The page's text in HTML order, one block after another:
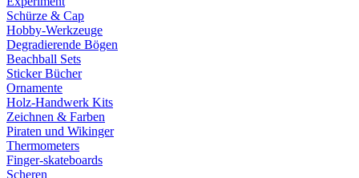
Schürze & Cap
Hobby-Werkzeuge
Degradierende Bögen
Beachball Sets
Sticker Bücher
Ornamente
Holz-Handwerk Kits
Zeichnen & Farben
Piraten und Wikinger
Thermometers
Finger-skateboards
Scheren